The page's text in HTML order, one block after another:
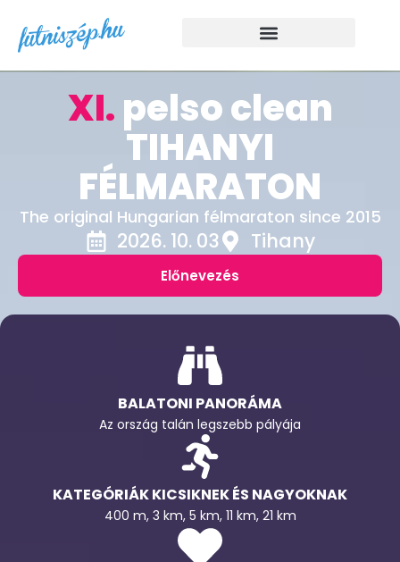
XI.pelso clean
TIHANYI
FÉLMARATON
The original Hungarian félmaraton since 2015
2026. 10. 03 Tihany
Előnevezés
BALATONI PANORÁMA
Az ország talán legszebb pályája
KATEGÓRIÁK KICSIKNEK ÉS NAGYOKNAK
400 m, 3 km, 5 km, 11 km, 21 km